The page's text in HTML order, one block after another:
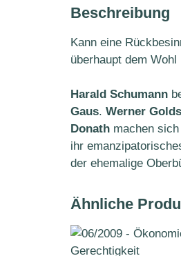
Beschreibung
Kann eine
überhaupt dem
Harald Schumann
Gaus. Werner
Donath machen
ihr
der ehemalige
Ähnliche